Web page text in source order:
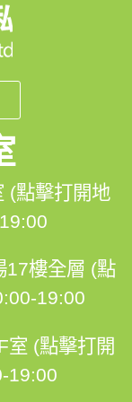
(點擊打開地
17樓全層 (點
19:00
室 (點擊打開
19:00